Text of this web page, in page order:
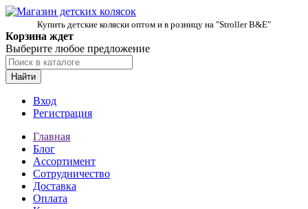
Купить детские коляски оптом и в розницу на "Stroller B&E"
Корзина ждет
Выберите любое предложение
Найти
Вход
Регистрация
Главная
Блог
Ассортимент
Сотрудничество
Доставка
Оплата